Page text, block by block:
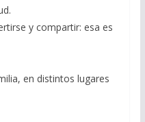
y compartir: esa es
en distintos lugares